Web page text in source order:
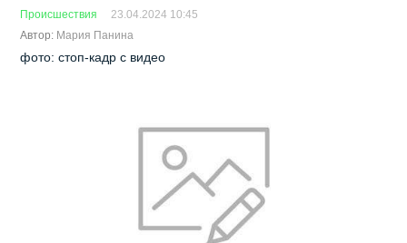
Происшествия
23.04.2024 10:45
Автор: Мария Панина
фото: стоп-кадр с видео